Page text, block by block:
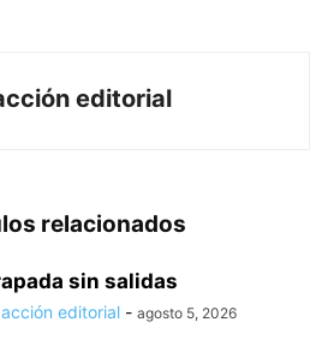
editorial
relacionados
sin salidas
editorial - agosto 5, 2026